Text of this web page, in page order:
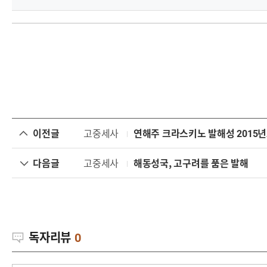
이전글 고중세사 연해주 크라스키노 발해성 2015
다음글 고중세사 해동성국, 고구려를 품은 발해
독자리뷰 0